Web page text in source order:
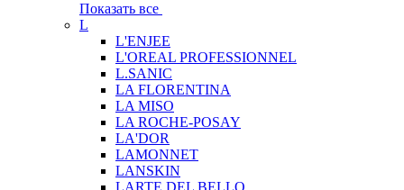
Показать все
L
L'ENJEE
L'OREAL PROFESSIONNEL
L.SANIC
LA FLORENTINA
LA MISO
LA ROCHE-POSAY
LA'DOR
LAMONNET
LANSKIN
LARTE DEL BELLO